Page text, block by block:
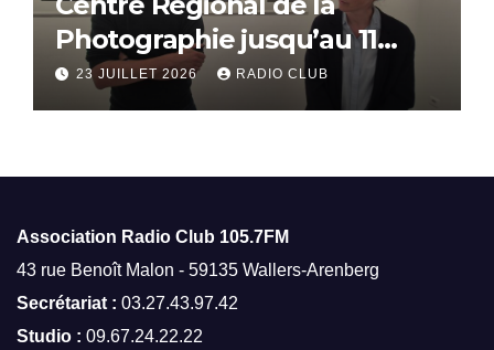
Photographie jusqu’au 11
octobre
23 JUILLET 2026 RADIO CLUB
Association Radio Club 105.7FM
43 rue Benoît Malon - 59135 Wallers-Arenberg
Secrétariat : 03.27.43.97.42
Studio : 09.67.24.22.22